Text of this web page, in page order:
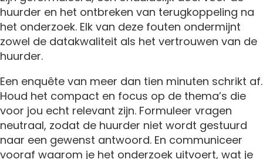
huurder en het ontbreken van terugkoppeling na
het onderzoek. Elk van deze fouten ondermijnt
zowel de datakwaliteit als het vertrouwen van de
huurder.
Een enquête van meer dan tien minuten schrikt af.
Houd het compact en focus op de thema’s die
voor jou echt relevant zijn. Formuleer vragen
neutraal, zodat de huurder niet wordt gestuurd
naar een gewenst antwoord. En communiceer
vooraf waarom je het onderzoek uitvoert, wat je